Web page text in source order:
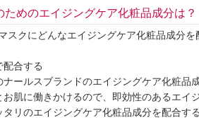
めのエイジングケア化粧品成分は？
スクにどんなエイジングケア化粧品成分を
配合する
ールスブランドのエイジングケア化粧品
肌に働きかけるので、即効性のあるエイ
リのエイジングケア化粧品成分を配合する